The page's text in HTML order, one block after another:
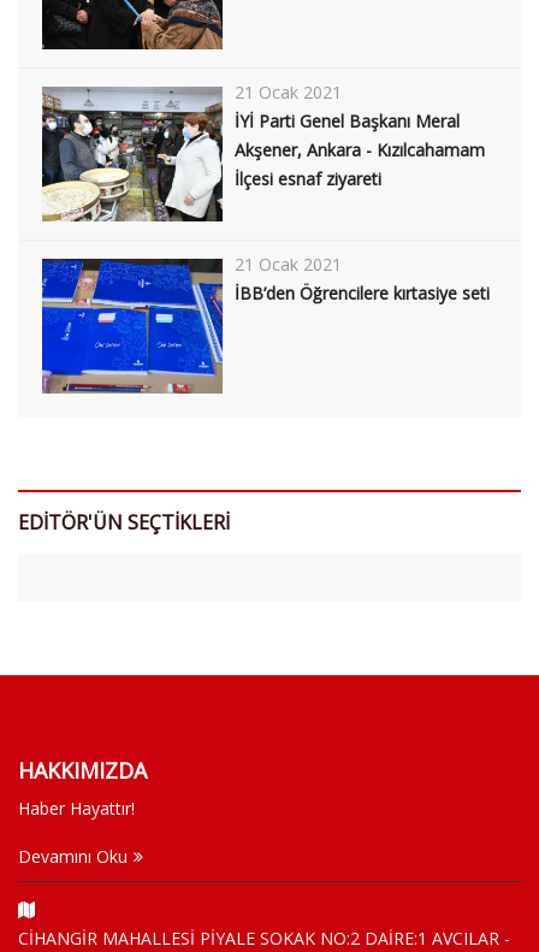
21 Ocak 2021
İYİ Parti Genel Başkanı Meral
Akşener, Ankara - Kızılcahamam
İlçesi esnaf ziyareti
21 Ocak 2021
İBB’den Öğrencilere kırtasiye seti
EDİTÖR'ÜN SEÇTİKLERİ
HAKKIMIZDA
Haber Hayattır!
Devamını Oku
CİHANGİR MAHALLESİ PİYALE SOKAK NO:2 DAİRE:1 AVCILAR -